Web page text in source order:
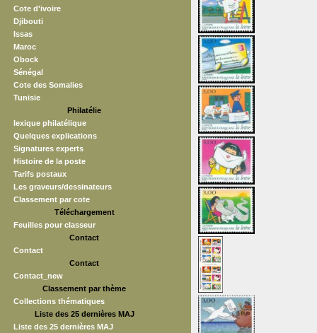
Cote d'ivoire
Djibouti
Issas
Maroc
Obock
Sénégal
Cote des Somalies
Tunisie
Philatélie
lexique philatélique
Quelques explications
Signatures experts
Histoire de la poste
Tarifs postaux
Les graveurs/dessinateurs
Classement par cote
Téléchargement
Feuilles pour classeur
Contact
Contact
Contact
Contact_new
Classement par thème
Collections thématiques
Liste des 25 dernières MAJ
Liste des 25 dernières MAJ